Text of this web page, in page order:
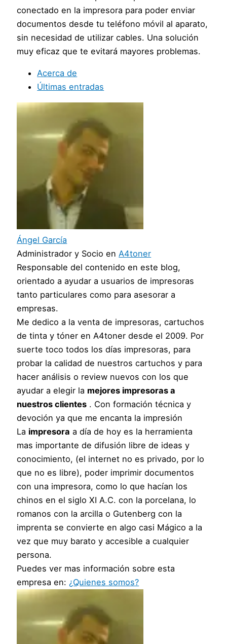
conectado en la impresora para poder enviar
documentos desde tu teléfono móvil al aparato,
sin necesidad de utilizar cables. Una solución
muy eficaz que te evitará mayores problemas.
Acerca de
Últimas entradas
Ángel García
Administrador y Socio en A4toner
Responsable del contenido en este blog,
orientado a ayudar a usuarios de impresoras
tanto particulares como para asesorar a
empresas.
Me dedico a la venta de impresoras, cartuchos
de tinta y tóner en A4toner desde el 2009. Por
suerte toco todos los días impresoras, para
probar la calidad de nuestros cartuchos y para
hacer análisis o review nuevos con los que
ayudar a elegir la mejores impresoras a
nuestros clientes . Con formación técnica y
devoción ya que me encanta la impresión
La impresora a día de hoy es la herramienta
mas importante de difusión libre de ideas y
conocimiento, (el internet no es privado, por lo
que no es libre), poder imprimir documentos
con una impresora, como lo que hacían los
chinos en el siglo XI A.C. con la porcelana, lo
romanos con la arcilla o Gutenberg con la
imprenta se convierte en algo casi Mágico a la
vez que muy barato y accesible a cualquier
persona.
Puedes ver mas información sobre esta
empresa en: ¿Quienes somos?